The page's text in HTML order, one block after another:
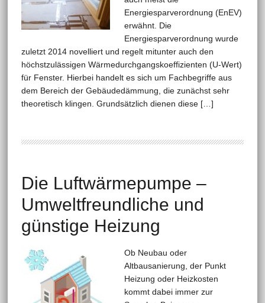
Energiesparverordnung (EnEV)
erwähnt. Die
Energiesparverordnung wurde
zuletzt 2014 novelliert und regelt mitunter auch den
höchstzulässigen Wärmedurchgangskoeffizienten (U-Wert)
für Fenster. Hierbei handelt es sich um Fachbegriffe aus
dem Bereich der Gebäudedämmung, die zunächst sehr
theoretisch klingen. Grundsätzlich dienen diese […]
Die Luftwärmepumpe –
Umweltfreundliche und
günstige Heizung
Ob Neubau oder
Altbausanierung, der Punkt
Heizung oder Heizkosten
kommt dabei immer zur